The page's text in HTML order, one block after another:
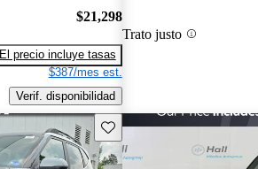
$21,298
El precio incluye tasas
$387/mes est.
Verif. disponibilidad
Trato justo
Guarda este Aviso